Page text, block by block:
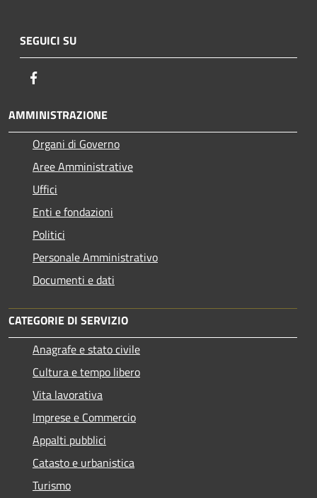
SEGUICI SU
AMMINISTRAZIONE
Organi di Governo
Aree Amministrative
Uffici
Enti e fondazioni
Politici
Personale Amministrativo
Documenti e dati
CATEGORIE DI SERVIZIO
Anagrafe e stato civile
Cultura e tempo libero
Vita lavorativa
Imprese e Commercio
Appalti pubblici
Catasto e urbanistica
Turismo